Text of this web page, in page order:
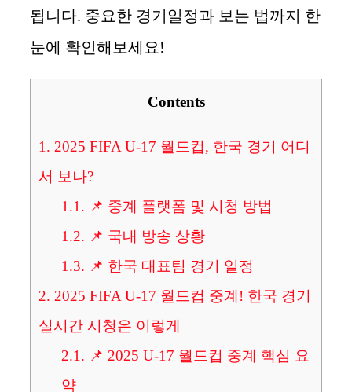
됩니다. 중요한 경기일정과 보는 법까지 한
눈에 확인해보세요!
Contents
1. 2025 FIFA U-17 월드컵, 한국 경기 어디
서 보나?
1.1. 📌 중계 플랫폼 및 시청 방법
1.2. 📌 국내 방송 상황
1.3. 📌 한국 대표팀 경기 일정
2. 2025 FIFA U-17 월드컵 중계! 한국 경기
실시간 시청은 이렇게
2.1. 📌 2025 U-17 월드컵 중계 핵심 요
약